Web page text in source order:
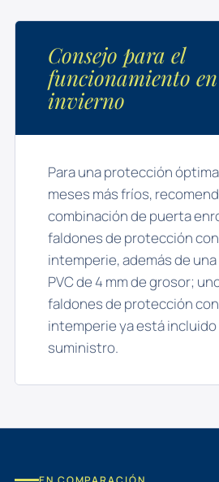
Consejo para el
funcionamiento en
invierno
Para una protección
meses más fríos,
combinación de puerta
faldones de protección
intemperie, además de
PVC de 4 mm de grosor;
faldones de protección
intemperie ya está incluido
suministro.